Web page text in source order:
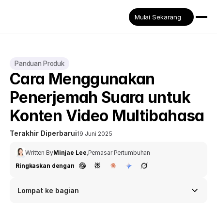
Mulai Sekarang
Panduan Produk
Cara Menggunakan
Penerjemah Suara untuk
Konten Video Multibahasa
Terakhir Diperbarui19 Juni 2025
Written ByMinjae Lee,Pemasar Pertumbuhan
Ringkaskan dengan
Lompat ke bagian